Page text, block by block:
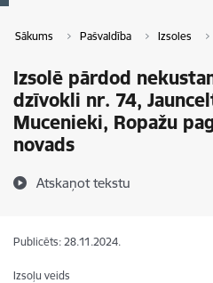
Sākums Pašvaldība Izsoles
Izsolē pārdod
dzīvokli nr. 74,
Mucenieki, Ropažu
novads
Atskaņot tekstu
Publicēts: 28.11.2024.
Izsoļu veids